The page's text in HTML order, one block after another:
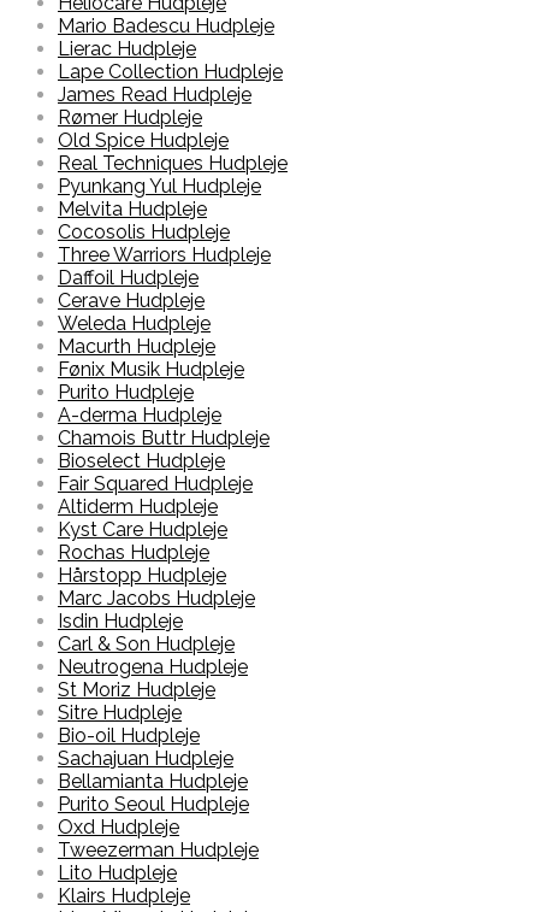
Mario Badescu Hudpleje
Lierac Hudpleje
Lape Collection Hudpleje
James Read Hudpleje
Rømer Hudpleje
Old Spice Hudpleje
Real Techniques Hudpleje
Pyunkang Yul Hudpleje
Melvita Hudpleje
Cocosolis Hudpleje
Three Warriors Hudpleje
Daffoil Hudpleje
Cerave Hudpleje
Weleda Hudpleje
Macurth Hudpleje
Fønix Musik Hudpleje
Purito Hudpleje
A-derma Hudpleje
Chamois Buttr Hudpleje
Bioselect Hudpleje
Fair Squared Hudpleje
Altiderm Hudpleje
Kyst Care Hudpleje
Rochas Hudpleje
Hårstopp Hudpleje
Marc Jacobs Hudpleje
Isdin Hudpleje
Carl & Son Hudpleje
Neutrogena Hudpleje
St Moriz Hudpleje
Sitre Hudpleje
Bio-oil Hudpleje
Sachajuan Hudpleje
Bellamianta Hudpleje
Purito Seoul Hudpleje
Oxd Hudpleje
Tweezerman Hudpleje
Lito Hudpleje
Klairs Hudpleje